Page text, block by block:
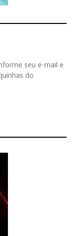
seu e-mail e
do